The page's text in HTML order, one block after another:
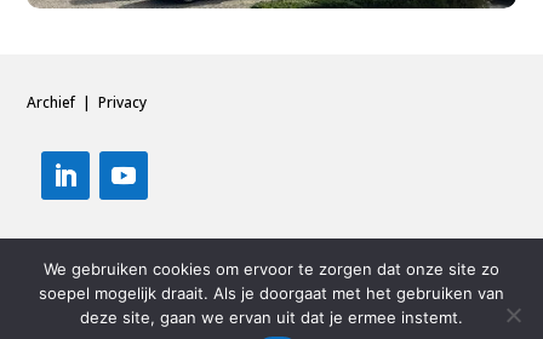
Archief |Privacy
We gebruiken cookies om ervoor te zorgen dat onze site zo
soepel mogelijk draait. Als je doorgaat met het gebruiken van
deze site, gaan we ervan uit dat je ermee instemt.